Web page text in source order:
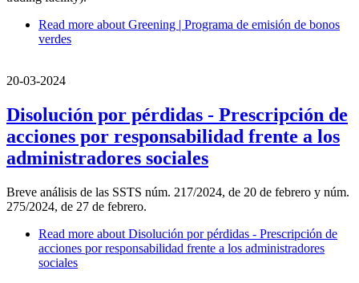
Read more about Greening | Programa de emisión de bonos
verdes
20-03-2024
Disolución por pérdidas - Prescripción de
acciones por responsabilidad frente a los
administradores sociales
Breve análisis de las SSTS núm. 217/2024, de 20 de febrero y núm.
275/2024, de 27 de febrero.
Read more about Disolución por pérdidas - Prescripción de
acciones por responsabilidad frente a los administradores
sociales